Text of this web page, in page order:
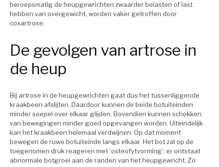
beroepsmatig de heupgewrichten zwaarder belasten of last
hebben van overgewicht, worden vaker getroffen door
coxartrose.
De gevolgen van artrose in
de heup
Bij artrose in de heupgewrichten gaat dus het tussenliggende
kraakbeen afslijten. Daardoor kunnen de beide botuiteinden
minder soepel over elkaar glijden. Bovendien kunnen schokken
van bewegingen minder goed opgevangen worden. Uiteindelijk
kan het kraakbeen helemaal verdwijnen. Op dat moment
bewegen de ruwe botuiteinde langs elkaar. Het bot zal op de
toegenomen druk reageren met ‘osteofytvorming’: er ontstaat
abnormale botgroei aan de randen van het heupgewricht. Zo